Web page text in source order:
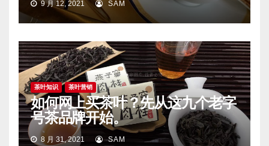
9 月 12, 2021 SAM
茶叶知识 茶叶营销
如何网上买茶叶？先从这九个老字
号茶品牌开始。
8 月 31, 2021 SAM